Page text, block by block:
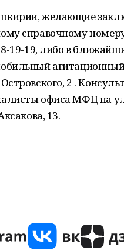
желающие
справочному
19-19, либо в
агитационный
2 .
офиса МФЦ на
13.